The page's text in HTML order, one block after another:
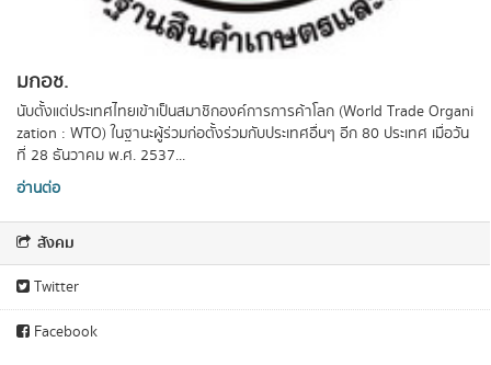
มกอช.
นับตั้งแต่ประเทศไทยเข้าเป็นสมาชิกองค์การการค้าโลก (World Trade Organi
zation : WTO) ในฐานะผู้ร่วมก่อตั้งร่วมกับประเทศอื่นๆ อีก 80 ประเทศ เมื่อวัน
ที่ 28 ธันวาคม พ.ศ. 2537...
อ่านต่อ
สังคม
Twitter
Facebook